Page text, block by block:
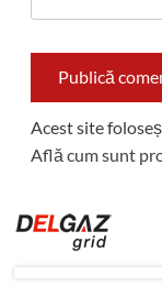
Acest site
Află cum sunt